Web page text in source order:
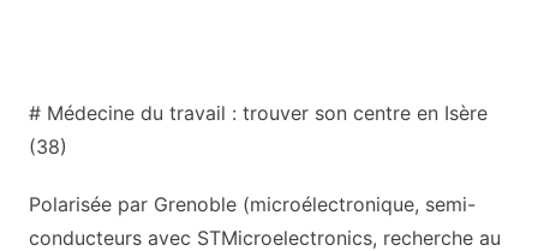
# Médecine du travail : trouver son centre en Isère
(38)
Polarisée par Grenoble (microélectronique, semi-
conducteurs avec STMicroelectronics, recherche au